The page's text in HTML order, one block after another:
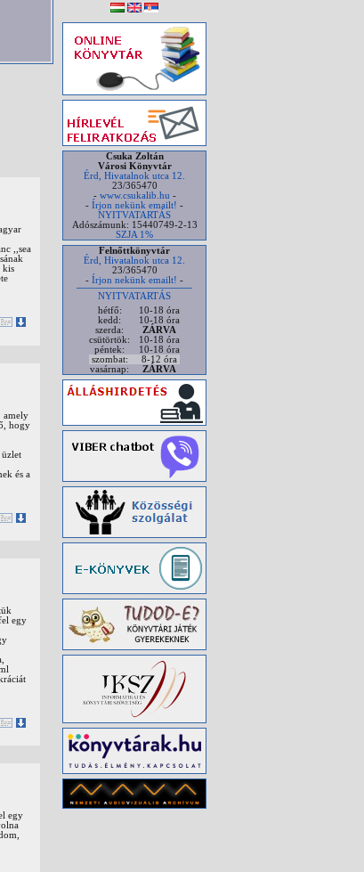
,,sea
kis
amely
hogy
üzlet
és a
egy
egy
Csuka Zoltán
Városi Könyvtár
Érd, Hivatalnok utca 12.
23/365470
- www.csukalib.hu -
- Írjon nekünk emailt! -
NYITVATARTÁS
Adószámunk: 15440749-2-13
SZJA 1%
Felnőttkönyvtár
Érd, Hivatalnok utca 12.
23/365470
- Írjon nekünk emailt! -
NYITVATARTÁS
hétfő:
10-18 óra
kedd:
10-18 óra
szerda:
ZÁRVA
csütörtök:
10-18 óra
péntek:
10-18 óra
szombat:
8-12 óra
vasárnap:
ZÁRVA